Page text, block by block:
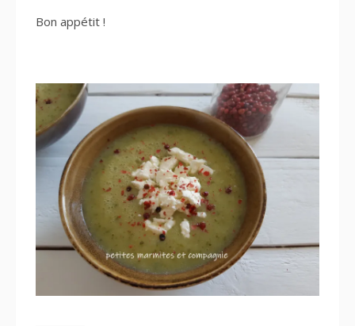
Bon appétit !